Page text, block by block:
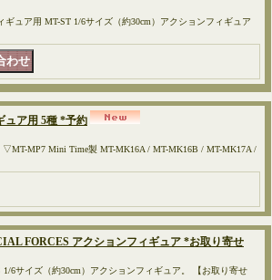
ュア用 MT-ST 1/6サイズ（約30cm）アクションフィギュア
ュア用 5種 *予約
MP7 Mini Time製 MT-MK16A / MT-MK16B / MT-MK17A /
FORCES アクションフィギュア *お取り寄せ
6サイズ（約30cm）アクションフィギュア。 【お取り寄せ